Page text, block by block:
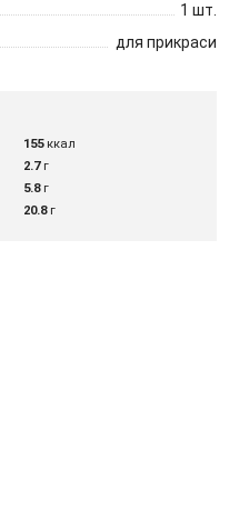
1 шт.
для прикраси
155ккал
2.7г
5.8г
20.8г